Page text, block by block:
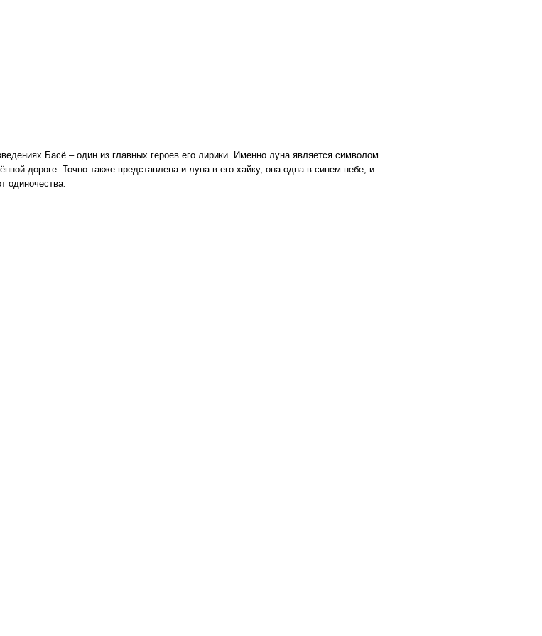
Басё – один из главных героев его лирики. Именно луна является символом
дороге. Точно также представлена и луна в его хайку, она одна в синем небе, и
одиночества: